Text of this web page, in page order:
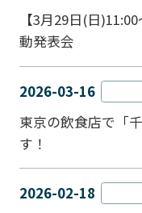
【3月29日(日
動発表会
2026-03-16
東京の飲食店で「
す！
2026-02-18